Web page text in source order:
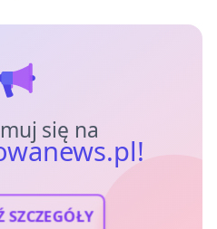
się na
SZCZEGÓŁY